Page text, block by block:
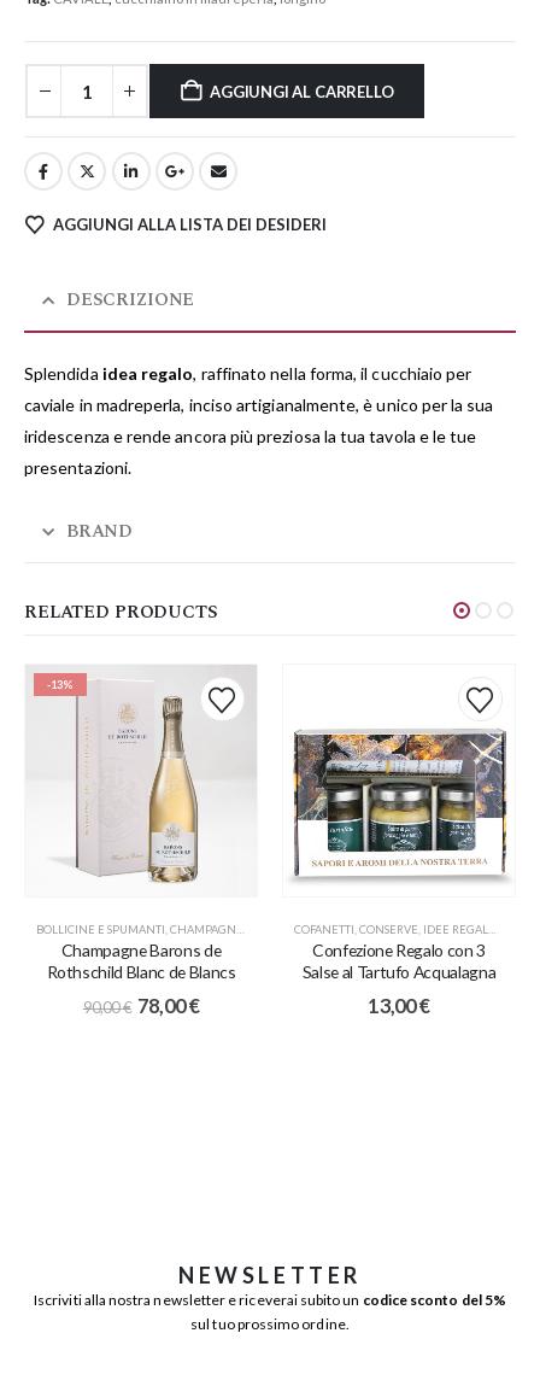
AGGIUNGI AL CARRELLO
AGGIUNGI ALLA LISTA DEI DESIDERI
DESCRIZIONE
Splendida idea regalo, raffinato nella forma, il cucchiaio per
caviale in madreperla, inciso artigianalmente, è unico per la sua
iridescenza e rende ancora più preziosa la tua tavola e le tue
presentazioni.
BRAND
RELATED PRODUCTS
-13%
BOLLICINE E SPUMANTI CHAMPAGNE COFANETTI,IDEE REGALO,PROMO
Champagne Barons de
Rothschild Blanc de Blancs
90,00€ 78,00€
COFANETTI CONSERVE IDEE REGALO
Confezione Regalo con 3
Salse al Tartufo Acqualagna
13,00€
NEWSLETTER
Iscriviti alla nostra newsletter e riceverai subito un codice sconto del 5%
sul tuo prossimo ordine.